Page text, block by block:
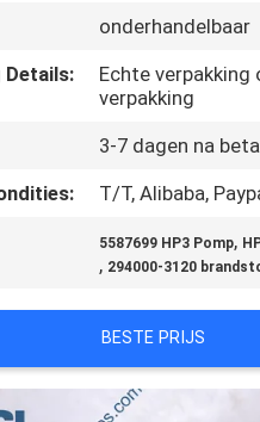
onderhandelbaar
Details:
Echte verpakking
verpakking
3-7 dagen na
T/T, Alibaba,
5587699 HP3 Pomp,
, 294000-3120
BESTE PRIJS